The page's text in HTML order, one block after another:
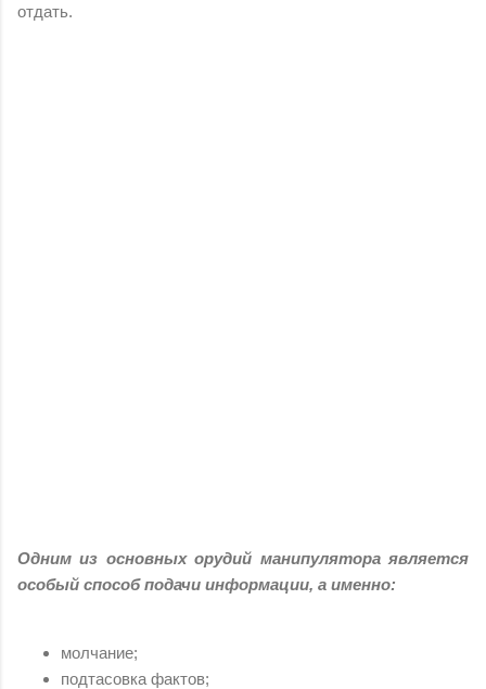
отдать.
Одним из основных орудий манипулятора является
особый способ подачи информации, а именно:
молчание;
подтасовка фактов;